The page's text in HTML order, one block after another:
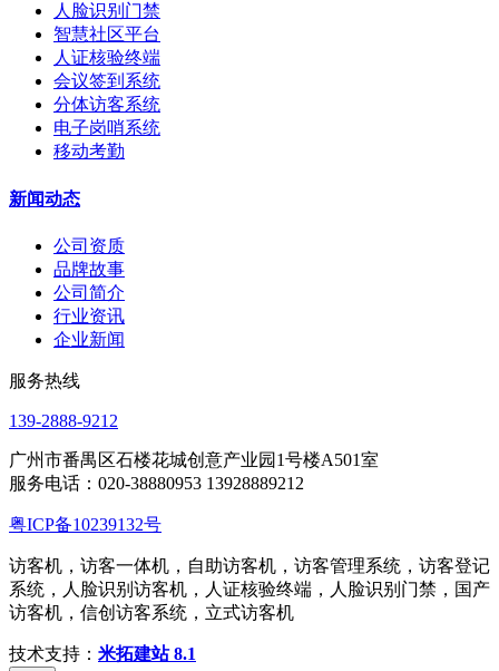
人脸识别门禁
智慧社区平台
人证核验终端
会议签到系统
分体访客系统
电子岗哨系统
移动考勤
新闻动态
公司资质
品牌故事
公司简介
行业资讯
企业新闻
服务热线
139-2888-9212
广州市番禺区石楼花城创意产业园1号楼A501室
服务电话：020-38880953 13928889212
粤ICP备10239132号
访客机，访客一体机，自助访客机，访客管理系统，访客登记
系统，人脸识别访客机，人证核验终端，人脸识别门禁，国产
访客机，信创访客系统，立式访客机
技术支持： 米拓建站 8.1